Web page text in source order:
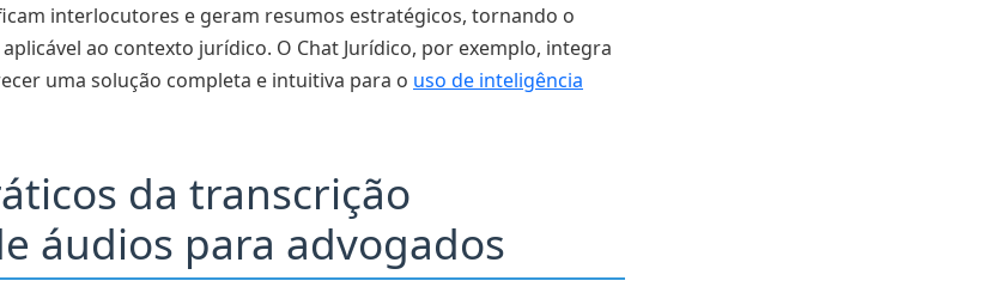
interlocutores e geram resumos estratégicos, tornando o
ao contexto jurídico. O Chat Jurídico, por exemplo, integra
uma solução completa e intuitiva para o uso de inteligência
da transcrição
áudios para advogados